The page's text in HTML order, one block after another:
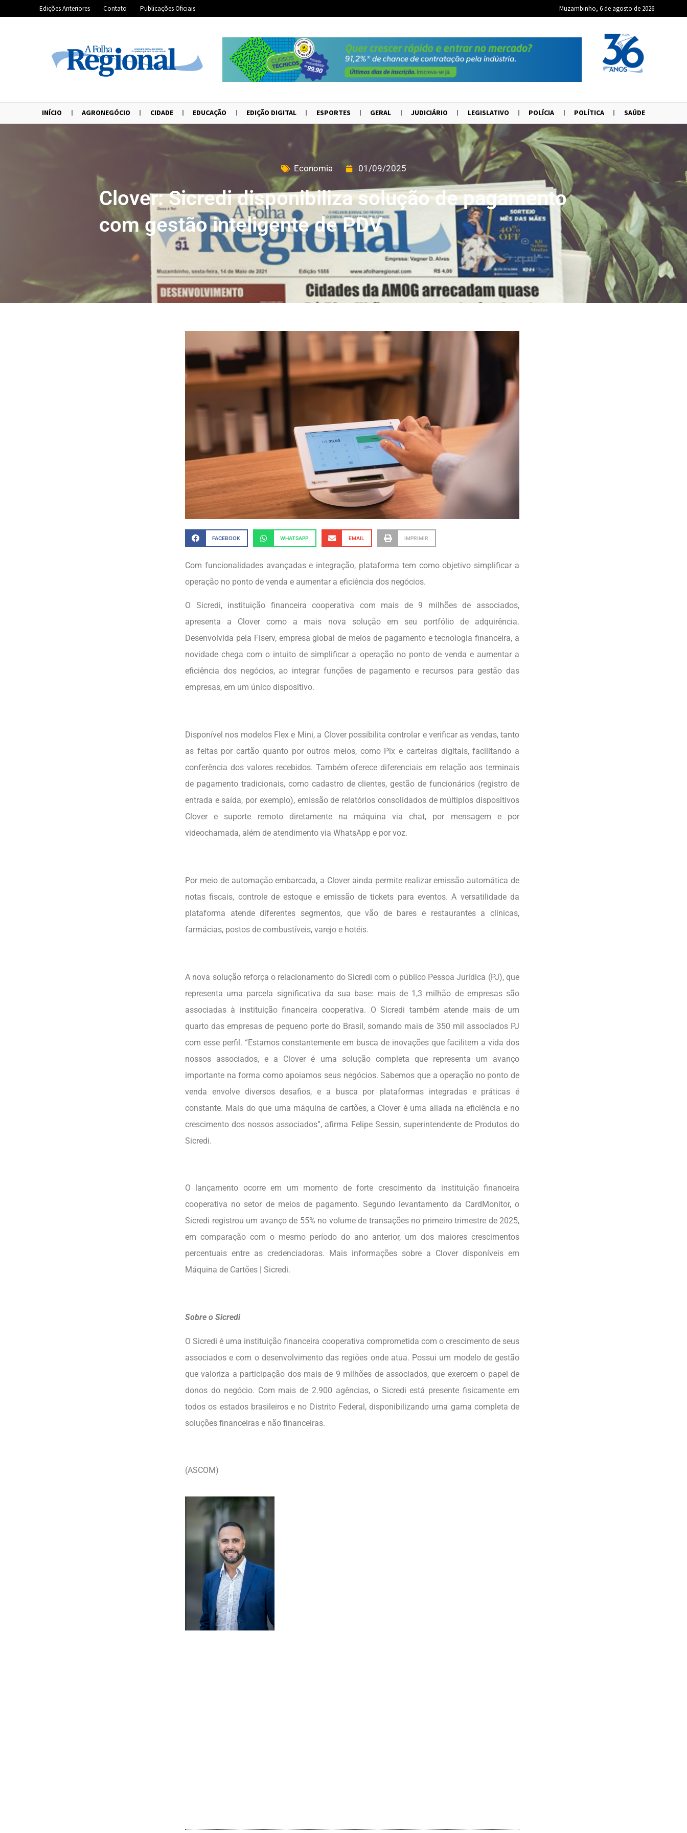
Edições Anteriores Contato Publicações Oficiais Muzambinho, 6 de agosto de 2026
INÍCIO AGRONEGÓCIO CIDADE EDUCAÇÃO EDIÇÃO DIGITAL ESPORTES GERAL JUDICIÁRIO LEGISLATIVO POLÍCIA POLÍTICA SAÚDE
Economia 01/09/2025
Clover: Sicredi disponibiliza solução de pagamento
com gestão inteligente de PDV
FACEBOOK WHATSAPP EMAIL IMPRIMIR
Com funcionalidades avançadas e integração, plataforma tem como objetivo simplificar a
operação no ponto de venda e aumentar a eficiência dos negócios.
O Sicredi, instituição financeira cooperativa com mais de 9 milhões de associados,
apresenta a Clover como a mais nova solução em seu portfólio de adquirência.
Desenvolvida pela Fiserv, empresa global de meios de pagamento e tecnologia financeira, a
novidade chega com o intuito de simplificar a operação no ponto de venda e aumentar a
eficiência dos negócios, ao integrar funções de pagamento e recursos para gestão das
empresas, em um único dispositivo.
Disponível nos modelos Flex e Mini, a Clover possibilita controlar e verificar as vendas, tanto
as feitas por cartão quanto por outros meios, como Pix e carteiras digitais, facilitando a
conferência dos valores recebidos. Também oferece diferenciais em relação aos terminais
de pagamento tradicionais, como cadastro de clientes, gestão de funcionários (registro de
entrada e saída, por exemplo), emissão de relatórios consolidados de múltiplos dispositivos
Clover e suporte remoto diretamente na máquina via chat, por mensagem e por
videochamada, além de atendimento via WhatsApp e por voz.
Por meio de automação embarcada, a Clover ainda permite realizar emissão automática de
notas fiscais, controle de estoque e emissão de tickets para eventos. A versatilidade da
plataforma atende diferentes segmentos, que vão de bares e restaurantes a clínicas,
farmácias, postos de combustíveis, varejo e hotéis.
A nova solução reforça o relacionamento do Sicredi com o público Pessoa Jurídica (PJ), que
representa uma parcela significativa da sua base: mais de 1,3 milhão de empresas são
associadas à instituição financeira cooperativa. O Sicredi também atende mais de um
quarto das empresas de pequeno porte do Brasil, somando mais de 350 mil associados PJ
com esse perfil. “Estamos constantemente em busca de inovações que facilitem a vida dos
nossos associados, e a Clover é uma solução completa que representa um avanço
importante na forma como apoiamos seus negócios. Sabemos que a operação no ponto de
venda envolve diversos desafios, e a busca por plataformas integradas e práticas é
constante. Mais do que uma máquina de cartões, a Clover é uma aliada na eficiência e no
crescimento dos nossos associados”, afirma Felipe Sessin, superintendente de Produtos do
Sicredi.
O lançamento ocorre em um momento de forte crescimento da instituição financeira
cooperativa no setor de meios de pagamento. Segundo levantamento da CardMonitor, o
Sicredi registrou um avanço de 55% no volume de transações no primeiro trimestre de 2025,
em comparação com o mesmo período do ano anterior, um dos maiores crescimentos
percentuais entre as credenciadoras. Mais informações sobre a Clover disponíveis em
Máquina de Cartões | Sicredi.
Sobre o Sicredi
O Sicredi é uma instituição financeira cooperativa comprometida com o crescimento de seus
associados e com o desenvolvimento das regiões onde atua. Possui um modelo de gestão
que valoriza a participação dos mais de 9 milhões de associados, que exercem o papel de
donos do negócio. Com mais de 2.900 agências, o Sicredi está presente fisicamente em
todos os estados brasileiros e no Distrito Federal, disponibilizando uma gama completa de
soluções financeiras e não financeiras.
(ASCOM)